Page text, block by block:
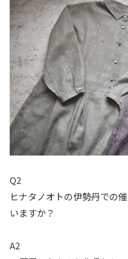
Q2
ヒナタノオトの伊勢丹での
いますか？
A2